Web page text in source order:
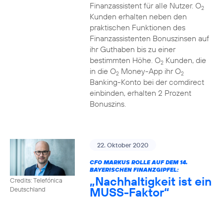
Finanzassistent für alle Nutzer. O2
Kunden erhalten neben den
praktischen Funktionen des
Finanzassistenten Bonuszinsen auf
ihr Guthaben bis zu einer
bestimmten Höhe. O2Kunden, die
in die O2Money-App ihr O2
Banking-Konto bei der comdirect
einbinden, erhalten 2 Prozent
Bonuszins.
Credits: Telefónica
Deutschland
22. Oktober 2020
CFO MARKUS ROLLE AUF DEM 14.
BAYERISCHEN FINANZGIPFEL:
„Nachhaltigkeit ist ein
MUSS-Faktor“